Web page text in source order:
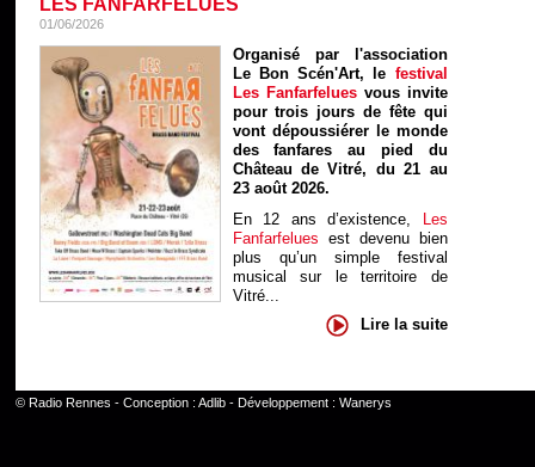
01/06/2026
Organisé par l'association
Le Bon Scén'Art, le festival
Les Fanfarfelues vous invite
pour trois jours de fête qui
vont dépoussiérer le monde
des fanfares au pied du
Château de Vitré, du 21 au
23 août 2026.
En 12 ans d’existence, Les
Fanfarfelues est devenu bien
plus qu’un simple festival
musical sur le territoire de
Vitré...
Lire la suite
© Radio Rennes - Conception : Adlib- Développement : Wanerys